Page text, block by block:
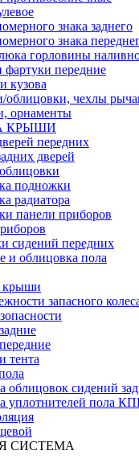
знака заднего
знака
горловины
передние
кузова
облицовки, чехлы
орнаменты
КРЫШИ
передних
дверей
подножки
радиатора
панели приборов
сидений передних
и облицовка пола
крыши
запасного
тента
облицовок сидений
уплотнителей пола
СИСТЕМА